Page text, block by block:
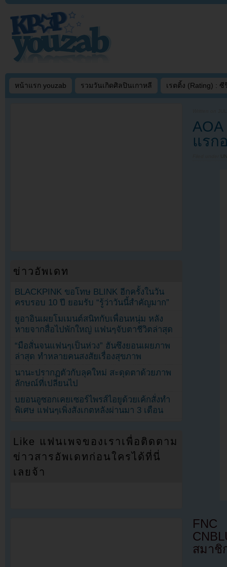
หน้าแรก youzab รวมวันเกิดศิลปินเกาหลี เรตติ้ง (Rating) : ซี
แรก
FNC
สมาชิ
ข่าวอัพเดท
BLACKPINK ขอโทษ BLINK อีกครั้งในวัน
ครบรอบ 10 ปี ยอมรับ “รู้ว่าวันนี้สำคัญมาก”
ยูอาอินเผยโมเมนต์สนิทกับเพื่อนหนุ่ม หลัง
หายจากสื่อไปพักใหญ่ แฟนๆจับตาชีวิตล่าสุด
“มือสั่นจนแฟนๆเป็นห่วง” ฮันซึงยอนเผยภาพ
ล่าสุด ทำหลายคนสงสัยเรื่องสุขภาพ
นานะปรากฏตัวกับลุคใหม่ สะดุดตาด้วยภาพ
ลักษณ์ที่เปลี่ยนไป
บยอนอูซอกเคยเซอร์ไพรส์ไอยูด้วยเค้กสั่งทำ
พิเศษ แฟนๆเพิ่งสังเกตหลังผ่านมา 3 เดือน
Like แฟนเพจของเราเพื่อติดตาม
ข่าวสารอัพเดทก่อนใครได้ที่นี่
เลยจ้า